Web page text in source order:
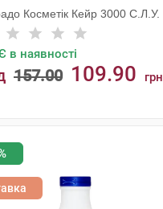
Косметік Кейр 3000 С.Л.У.
в наявності
157.00 109.90 грн